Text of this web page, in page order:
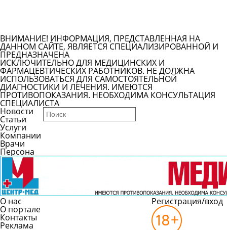
ВНИМАНИЕ! ИНФОРМАЦИЯ, ПРЕДСТАВЛЕННАЯ НА
ДАННОМ САЙТЕ, ЯВЛЯЕТСЯ СПЕЦИАЛИЗИРОВАННОЙ И
ПРЕДНАЗНАЧЕНА
ИСКЛЮЧИТЕЛЬНО ДЛЯ МЕДИЦИНСКИХ И
ФАРМАЦЕВТИЧЕСКИХ РАБОТНИКОВ. НЕ ДОЛЖНА
ИСПОЛЬЗОВАТЬСЯ ДЛЯ САМОСТОЯТЕЛЬНОЙ
ДИАГНОСТИКИ И ЛЕЧЕНИЯ. ИМЕЮТСЯ
ПРОТИВОПОКАЗАНИЯ. НЕОБХОДИМА КОНСУЛЬТАЦИЯ
СПЕЦИАЛИСТА
Новости
Статьи
Услуги
Компании
Врачи
Персона
О нас
О портале
Контакты
Реклама
Регистрация/вход